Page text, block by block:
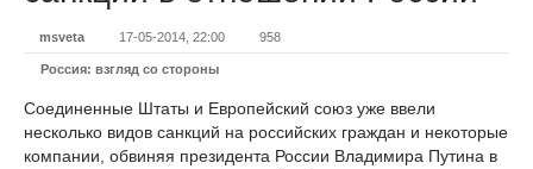
msveta 17-05-2014, 22:00 958
Россия: взгляд со стороны
Соединенные Штаты и Европейский союз уже ввели
несколько видов санкций на российских граждан и некоторые
компании, обвиняя президента России Владимира Путина в